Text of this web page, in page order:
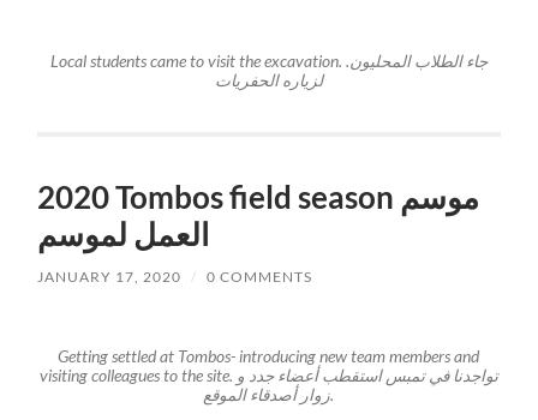
Local students came to visit the excavation. .جاء الطلاب المحليون
لزياره الحفريات
2020 Tombos field season موسم
العمل لموسم
JANUARY 17, 2020 / 0 COMMENTS
Getting settled at Tombos- introducing new team members and
visiting colleagues to the site.
زوار أصدقاء الموقع.